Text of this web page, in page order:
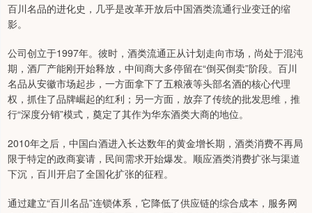
百川名品的进化史，几乎是改革开放后中国酒类流通行业变迁的缩
影。
公司创立于1997年。彼时，酒类流通正从计划走向市场，尚处于混沌
期，酒厂产能刚开始释放，中间商大多停留在“倒买倒卖”阶段。百川
名品从安徽市场起步，一方面拿下了五粮液等头部名酒的核心代理
权，抓住了品牌崛起的红利；另一方面，放弃了传统的批发思维，推
行“深度分销”模式，奠定了其作为华东酒类大商的地位。
2010年之后，中国白酒进入长达数年的黄金增长期，酒类消费不再局
限于特定的政商宴请，民间需求开始爆发。顺应酒类消费扩张与渠道
下沉，百川开启了全国化扩张的征程。
通过建立“百川名品”连锁体系，它降低了供应链的综合成本，服务网